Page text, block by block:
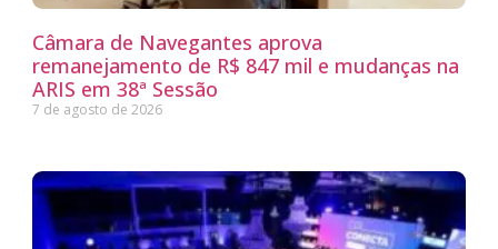
Câmara de Navegantes aprova
remanejamento de R$ 847 mil e mudanças na
ARIS em 38ª Sessão
7 de agosto de 2026